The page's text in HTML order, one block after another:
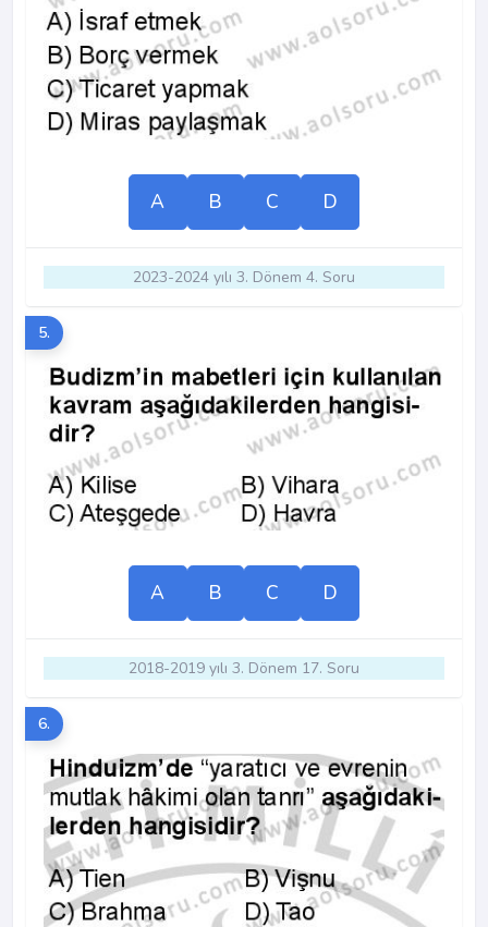
A B C D
2023-2024 yılı 3. Dönem 4. Soru
5.
A B C D
2018-2019 yılı 3. Dönem 17. Soru
6.